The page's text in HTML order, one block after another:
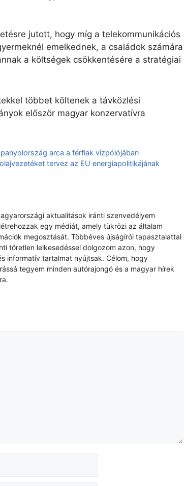
jutott, hogy míg a telekommunikációs
emelkednek, a családok számára
a költségek csökkentésére a stratégiai
többet költenek a távközlési
először magyar konzervatívra
arca a férfiak vízpólójában
tervez az EU energiapolitikájának
aktualitások iránti szenvedélyem
egy médiát, amely tükrözi az általam
megosztását. Többéves újságírói tapasztalattal
töretlen lelkesedéssel dolgozom azon, hogy
informatív tartalmat nyújtsak. Célom, hogy
tegyem minden autórajongó és a magyar hírek